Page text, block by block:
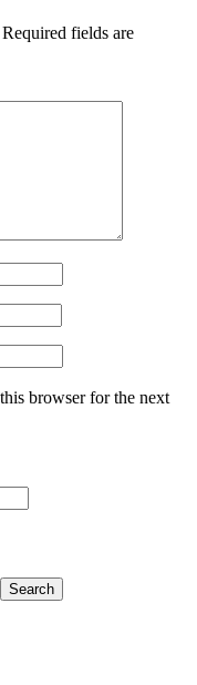
Required fields are
browser for the next